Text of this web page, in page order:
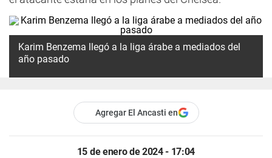
Karim Benzema llegó a la liga árabe a mediados del
año pasado
Agregar El Ancasti en
15 de enero de 2024 - 17:04